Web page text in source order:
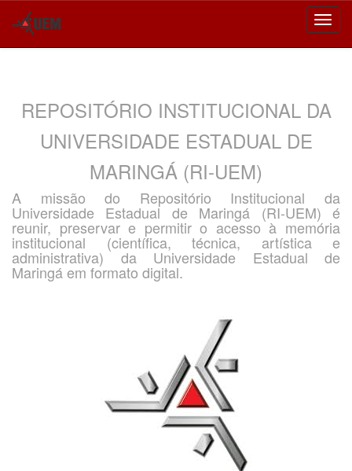
REPOSITÓRIO INSTITUCIONAL DA
UNIVERSIDADE ESTADUAL DE
MARINGÁ (RI-UEM)
A missão do Repositório Institucional da
Universidade Estadual de Maringá (RI-UEM) é
reunir, preservar e permitir o acesso à memória
institucional (científica, técnica, artística e
administrativa) da Universidade Estadual de
Maringá em formato digital.